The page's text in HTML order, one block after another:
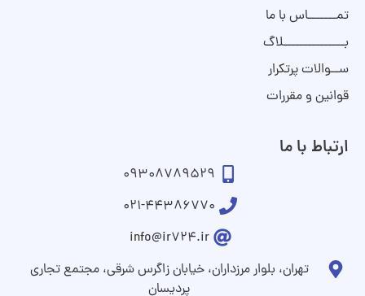
تمـــــــاس با ما
بـــــــــــــــلاگ
ســوالات پرتکرار
قوانین و مقررات
ارتباط با ما
09308789529
021-44386770
info@ir724.ir
تهران، بلوار مرزداران، خیابان زاگرس شرقی، مجتمع تجاری
پردیسان